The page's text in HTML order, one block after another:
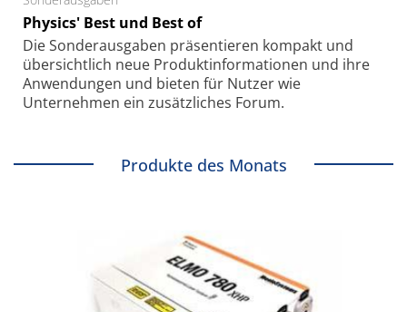
Physics' Best und Best of
Die Sonder­ausgaben präsentieren kompakt und
übersichtlich neue Produkt­informationen und ihre
Anwendungen und bieten für Nutzer wie
Unternehmen ein zusätzliches Forum.
Produkte des Monats